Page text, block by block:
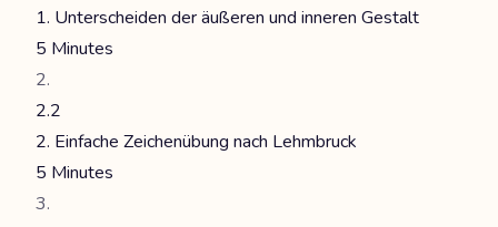
1. Unterscheiden der äußeren und inneren Gestalt
5 Minutes
2.2
2. Einfache Zeichenübung nach Lehmbruck
5 Minutes